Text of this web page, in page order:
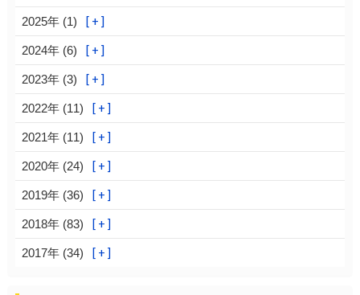
2025年 (1)
2024年 (6)
2023年 (3)
2022年 (11)
2021年 (11)
2020年 (24)
2019年 (36)
2018年 (83)
2017年 (34)